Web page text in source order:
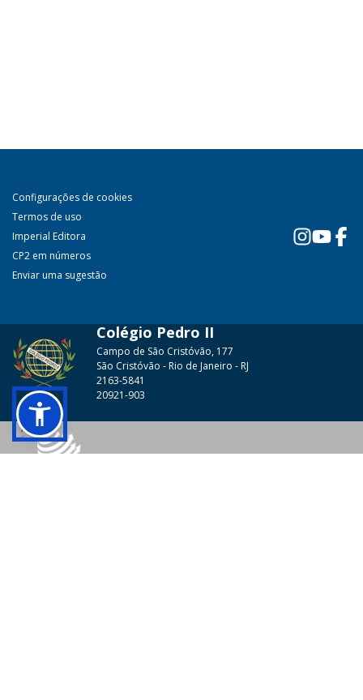
Configurações de cookies
Termos de uso
Imperial Editora
CP2 em números
Enviar uma sugestão
Colégio Pedro II
Campo de São Cristóvão, 177
São Cristóvão - Rio de Janeiro - RJ
2163-5841
20921-903